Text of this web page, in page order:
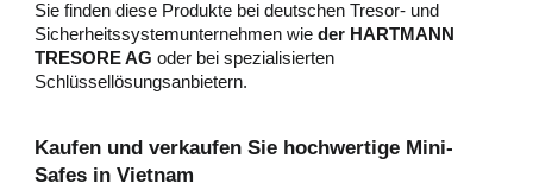
Sie finden diese Produkte bei deutschen Tresor- und
Sicherheitssystemunternehmen wie der HARTMANN
TRESORE AGoder bei spezialisierten
Schlüssellösungsanbietern.
Kaufen und verkaufen Sie hochwertige Mini-
Safes in Vietnam